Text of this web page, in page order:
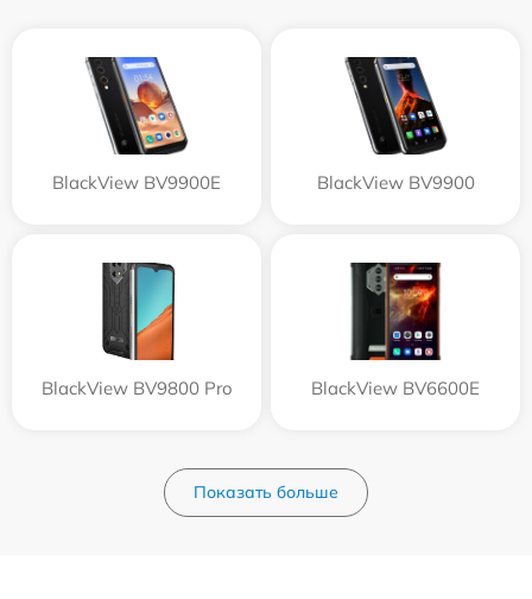
BlackView BV9900E BlackView BV9900
BlackView BV9800 Pro BlackView BV6600E
Показать больше